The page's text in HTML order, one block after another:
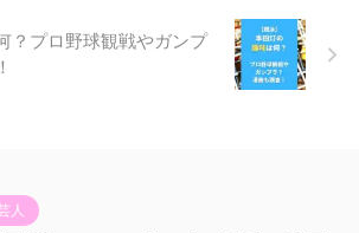
？プロ野球観戦やガンプ
人